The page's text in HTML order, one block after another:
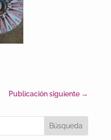
Publicación siguiente →